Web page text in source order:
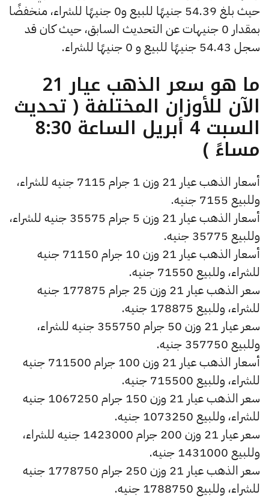
حيث بلغ 54.39 جنيهًا للبيع و0 جنيهًا للشراء، منخفضًا
بمقدار 0 جنيهات عن التحديث السابق، حيث كان قد
سجل 54.43 جنيهًا للبيع و 0 جنيهًا للشراء.
ما هو سعر الذهب عيار 21
الآن للأوزان المختلفة ( تحديث
السبت 4 أبريل الساعة 8:30
مساءً )
أسعار الذهب عيار 21 وزن 1 جرام 7115 جنيه للشراء،
وللبيع 7155 جنيه.
أسعار الذهب عيار 21 وزن 5 جرام 35575 جنيه للشراء،
وللبيع 35775 جنيه.
أسعار الذهب عيار 21 وزن 10 جرام 71150 جنيه
للشراء، وللبيع 71550 جنيه.
سعر الذهب عيار 21 وزن 25 جرام 177875 جنيه
للشراء، وللبيع 178875 جنيه.
سعر عيار 21 وزن 50 جرام 355750 جنيه للشراء،
وللبيع 357750 جنيه.
أسعار الذهب عيار 21 وزن 100 جرام 711500 جنيه
للشراء، وللبيع 715500 جنيه.
سعر الذهب عيار 21 وزن 150 جرام 1067250 جنيه
للشراء، وللبيع 1073250 جنيه.
سعر عيار 21 وزن 200 جرام 1423000 جنيه للشراء،
وللبيع 1431000 جنيه.
سعر الذهب عيار 21 وزن 250 جرام 1778750 جنيه
للشراء، وللبيع 1788750 جنيه.